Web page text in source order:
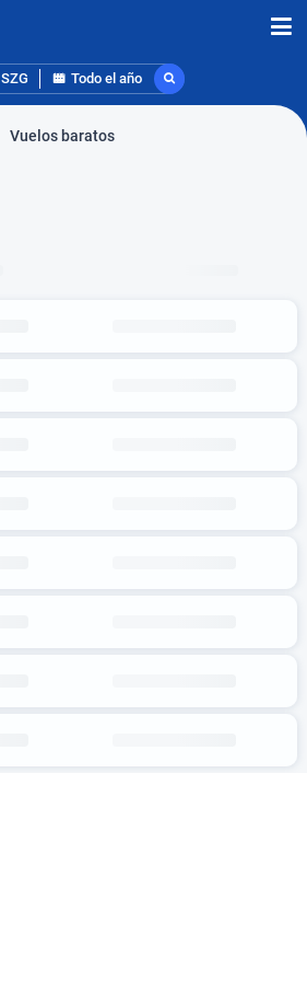
SZG Todo el año
Vuelos baratos